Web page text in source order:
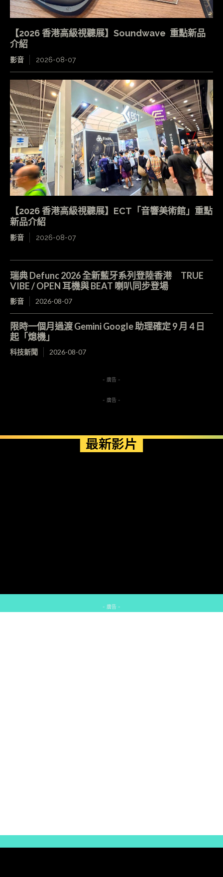
【2026 香港高級視聽展】Soundwave 重點新品
介紹
影音 2026-08-07
【2026 香港高級視聽展】ECT「音響美術館」重點
新品介紹
影音 2026-08-07
瑞典 Defunc 2026 全新藍牙系列登陸香港 TRUE
VIBE / OPEN 耳機與 BEAT 喇叭同步登場
影音 2026-08-07
限時一個月過渡 Gemini Google 助理確定 9 月 4 日
起「熄機」
科技新聞 2026-08-07
- 廣告 -
- 廣告 -
最新影片
- 廣告 -